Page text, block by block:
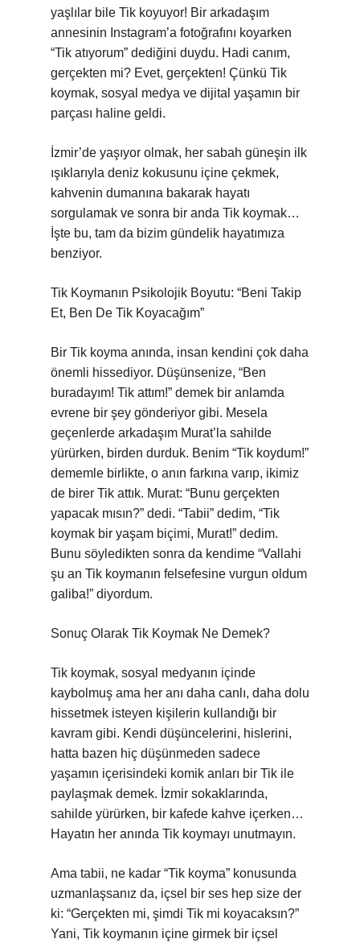
yaşlılar bile Tik koyuyor! Bir arkadaşım
annesinin Instagram’a fotoğrafını koyarken
“Tik atıyorum” dediğini duydu. Hadi canım,
gerçekten mi? Evet, gerçekten! Çünkü Tik
koymak, sosyal medya ve dijital yaşamın bir
parçası haline geldi.
İzmir’de yaşıyor olmak, her sabah güneşin ilk
ışıklarıyla deniz kokusunu içine çekmek,
kahvenin dumanına bakarak hayatı
sorgulamak ve sonra bir anda Tik koymak…
İşte bu, tam da bizim gündelik hayatımıza
benziyor.
Tik Koymanın Psikolojik Boyutu: “Beni Takip
Et, Ben De Tik Koyacağım”
Bir Tik koyma anında, insan kendini çok daha
önemli hissediyor. Düşünsenize, “Ben
buradayım! Tik attım!” demek bir anlamda
evrene bir şey gönderiyor gibi. Mesela
geçenlerde arkadaşım Murat’la sahilde
yürürken, birden durduk. Benim “Tik koydum!”
dememle birlikte, o anın farkına varıp, ikimiz
de birer Tik attık. Murat: “Bunu gerçekten
yapacak mısın?” dedi. “Tabii” dedim, “Tik
koymak bir yaşam biçimi, Murat!” dedim.
Bunu söyledikten sonra da kendime “Vallahi
şu an Tik koymanın felsefesine vurgun oldum
galiba!” diyordum.
Sonuç Olarak Tik Koymak Ne Demek?
Tik koymak, sosyal medyanın içinde
kaybolmuş ama her anı daha canlı, daha dolu
hissetmek isteyen kişilerin kullandığı bir
kavram gibi. Kendi düşüncelerini, hislerini,
hatta bazen hiç düşünmeden sadece
yaşamın içerisindeki komik anları bir Tik ile
paylaşmak demek. İzmir sokaklarında,
sahilde yürürken, bir kafede kahve içerken…
Hayatın her anında Tik koymayı unutmayın.
Ama tabii, ne kadar “Tik koyma” konusunda
uzmanlaşsanız da, içsel bir ses hep size der
ki: “Gerçekten mi, şimdi Tik mi koyacaksın?”
Yani, Tik koymanın içine girmek bir içsel